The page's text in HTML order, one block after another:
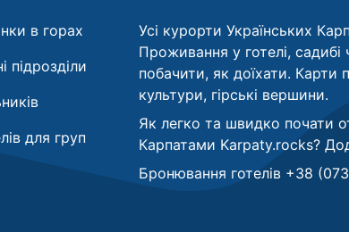
в горах
підрозділи
для груп
Усі курорти Українських
Проживання у готелі,
побачити, як доїхати. Карти
культури, гірські вершини.
Як легко та швидко почати
Карпатами Karpaty.rocks?
Бронювання готелів +38